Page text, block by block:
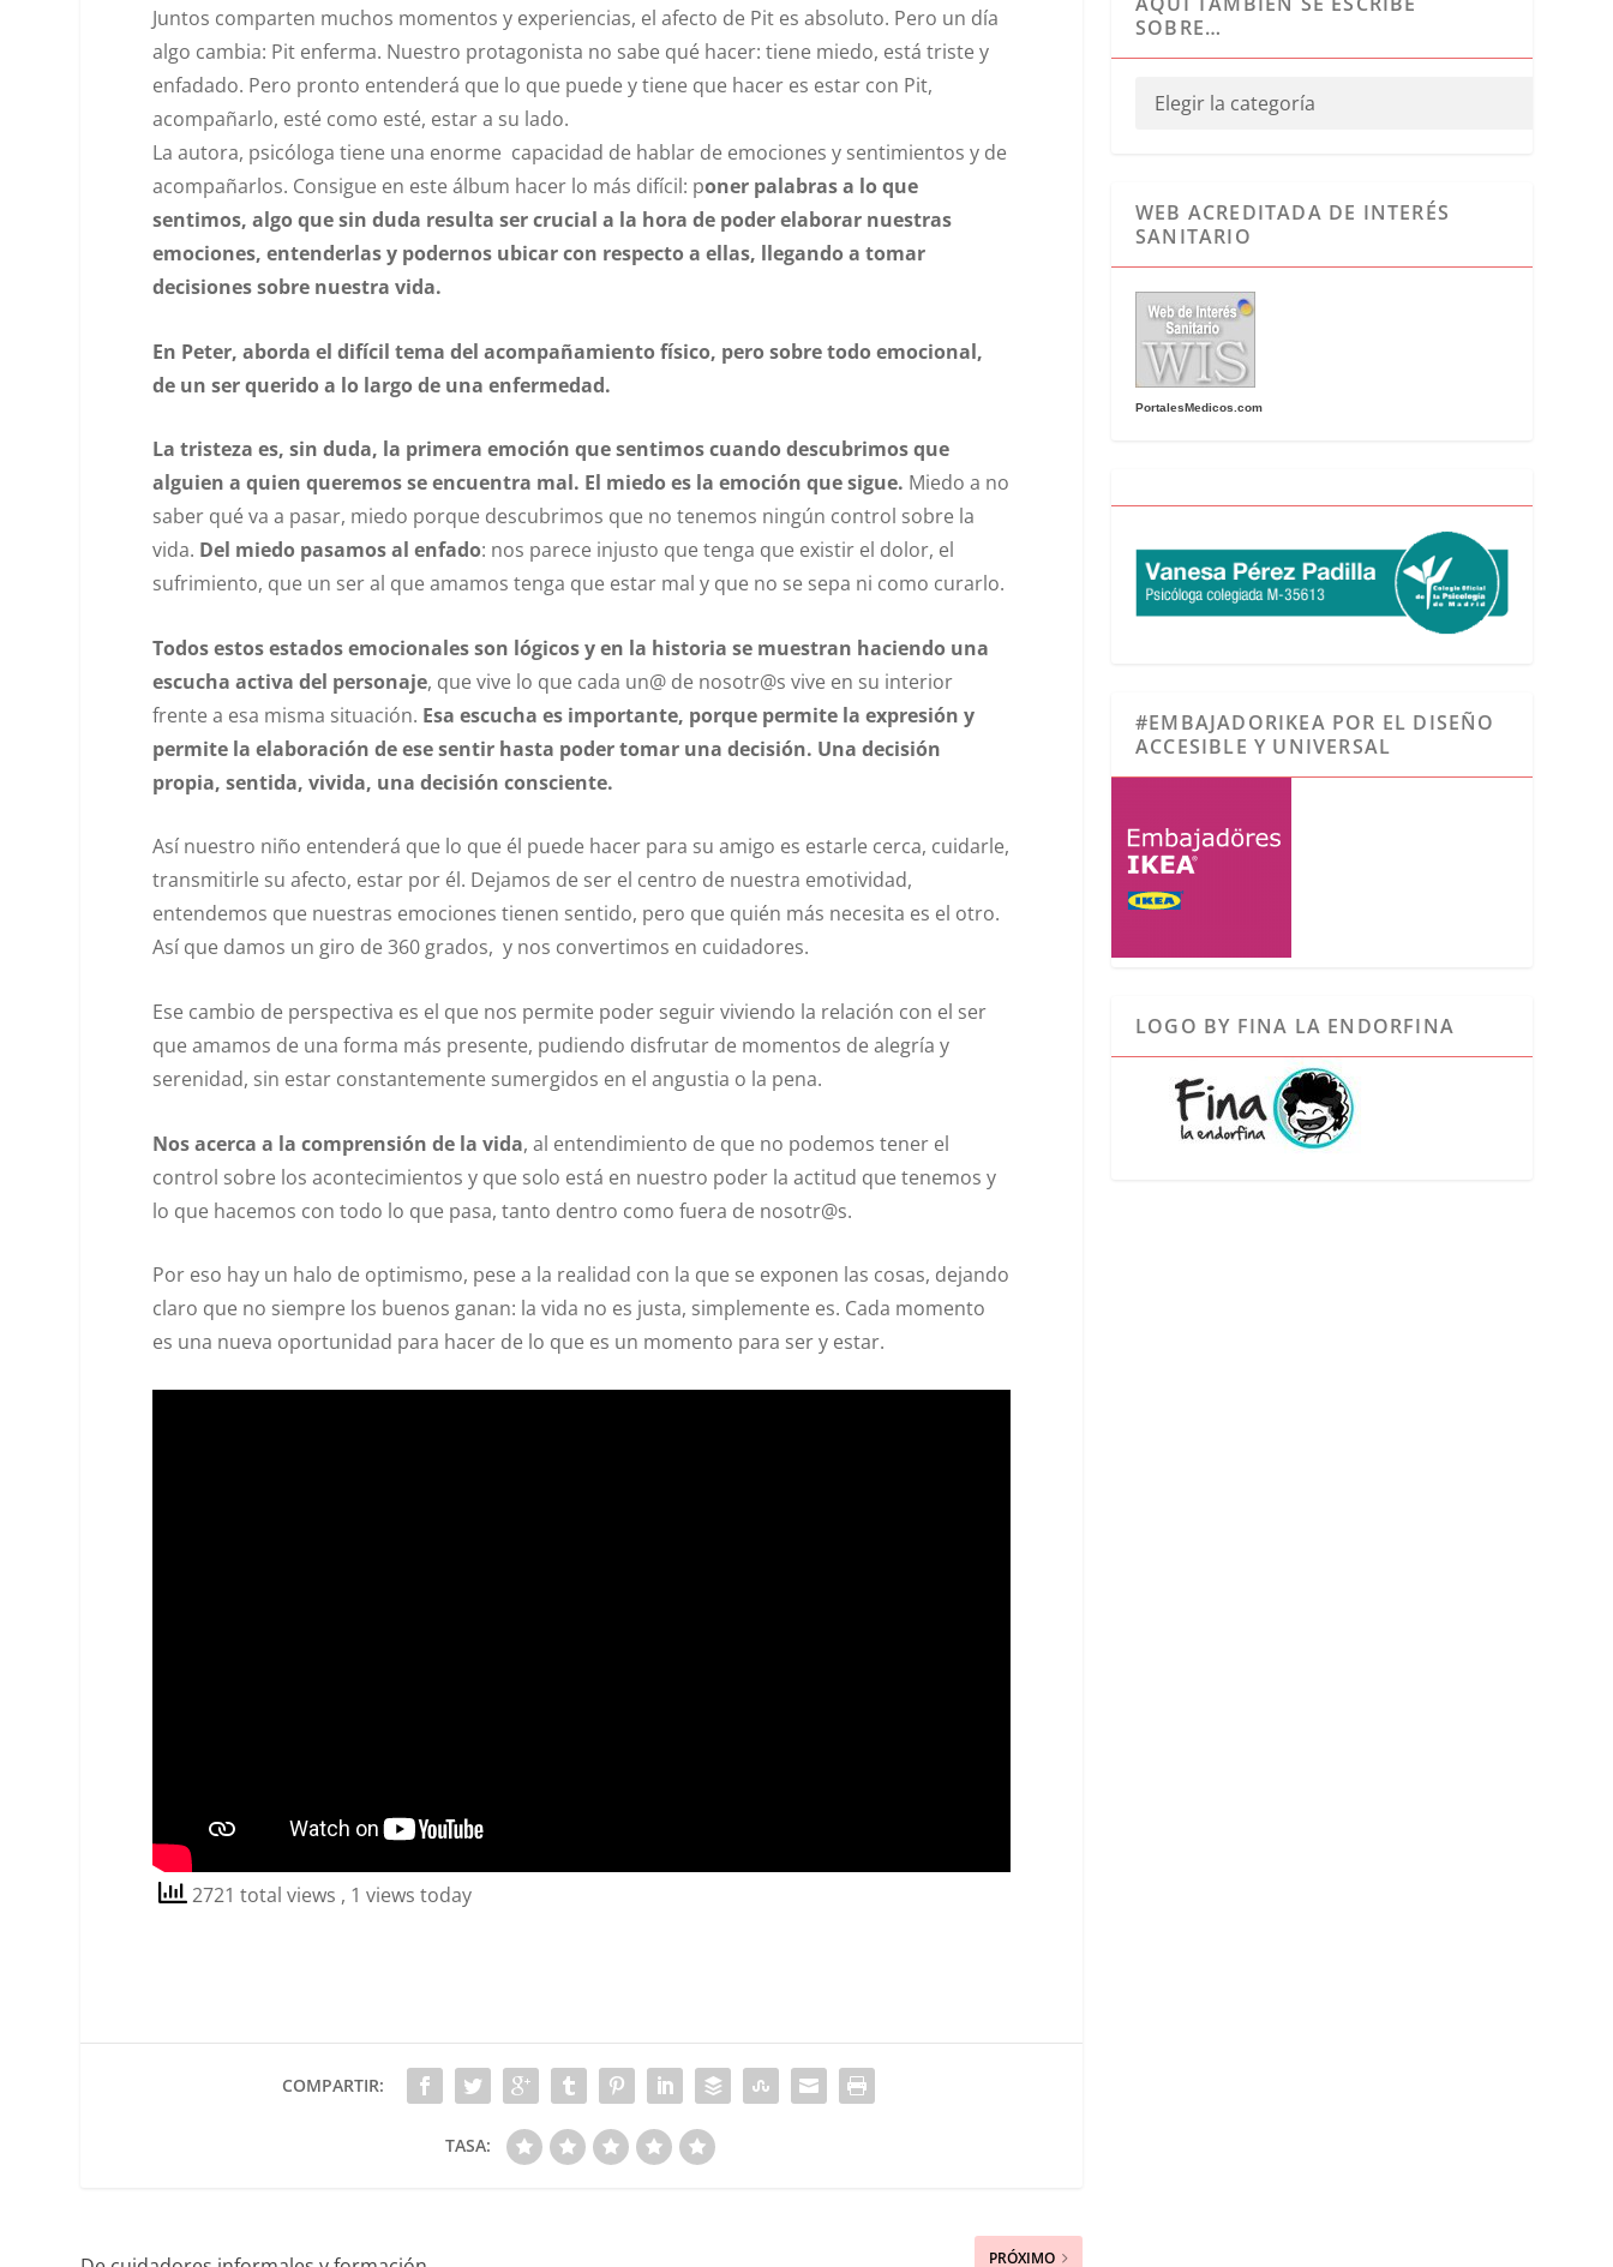
Juntos comparten muchos momentos y experiencias, el afecto de Pit es absoluto. Pero un día
algo cambia: Pit enferma. Nuestro protagonista no sabe qué hacer: tiene miedo, está triste y
enfadado. Pero pronto entenderá que lo que puede y tiene que hacer es estar con Pit,
acompañarlo, esté como esté, estar a su lado.
La autora, psicóloga tiene una enorme capacidad de hablar de emociones y sentimientos y de
acompañarlos. Consigue en este álbum hacer lo más difícil: poner palabras a lo que
sentimos, algo que sin duda resulta ser crucial a la hora de poder elaborar nuestras
emociones, entenderlas y podernos ubicar con respecto a ellas, llegando a tomar
decisiones sobre nuestra vida.
En Peter, aborda el difícil tema del acompañamiento físico, pero sobre todo emocional,
de un ser querido a lo largo de una enfermedad.
La tristeza es, sin duda, la primera emoción que sentimos cuando descubrimos que
alguien a quien queremos se encuentra mal. El miedo es la emoción que sigue. Miedo a no
saber qué va a pasar, miedo porque descubrimos que no tenemos ningún control sobre la
vida. Del miedo pasamos al enfado: nos parece injusto que tenga que existir el dolor, el
sufrimiento, que un ser al que amamos tenga que estar mal y que no se sepa ni como curarlo.
Todos estos estados emocionales son lógicos y en la historia se muestran haciendo una
escucha activa del personaje, que vive lo que cada un@ de nosotr@s vive en su interior
frente a esa misma situación. Esa escucha es importante, porque permite la expresión y
permite la elaboración de ese sentir hasta poder tomar una decisión. Una decisión
propia, sentida, vivida, una decisión consciente.
Así nuestro niño entenderá que lo que él puede hacer para su amigo es estarle cerca, cuidarle,
transmitirle su afecto, estar por él. Dejamos de ser el centro de nuestra emotividad,
entendemos que nuestras emociones tienen sentido, pero que quién más necesita es el otro.
Así que damos un giro de 360 grados, y nos convertimos en cuidadores.
Ese cambio de perspectiva es el que nos permite poder seguir viviendo la relación con el ser
que amamos de una forma más presente, pudiendo disfrutar de momentos de alegría y
serenidad, sin estar constantemente sumergidos en el angustia o la pena.
Nos acerca a la comprensión de la vida, al entendimiento de que no podemos tener el
control sobre los acontecimientos y que solo está en nuestro poder la actitud que tenemos y
lo que hacemos con todo lo que pasa, tanto dentro como fuera de nosotr@s.
Por eso hay un halo de optimismo, pese a la realidad con la que se exponen las cosas, dejando
claro que no siempre los buenos ganan: la vida no es justa, simplemente es. Cada momento
es una nueva oportunidad para hacer de lo que es un momento para ser y estar.
2721 total views , 1 views today
COMPARTIR:
TASA:
PRÓXIMO
SOBRE…
WEB ACREDITADA DE INTERÉS
SANITARIO
PortalesMedicos.com
#EMBAJADORIKEA POR EL DISEÑO
ACCESIBLE Y UNIVERSAL
LOGO BY FINA LA ENDORFINA